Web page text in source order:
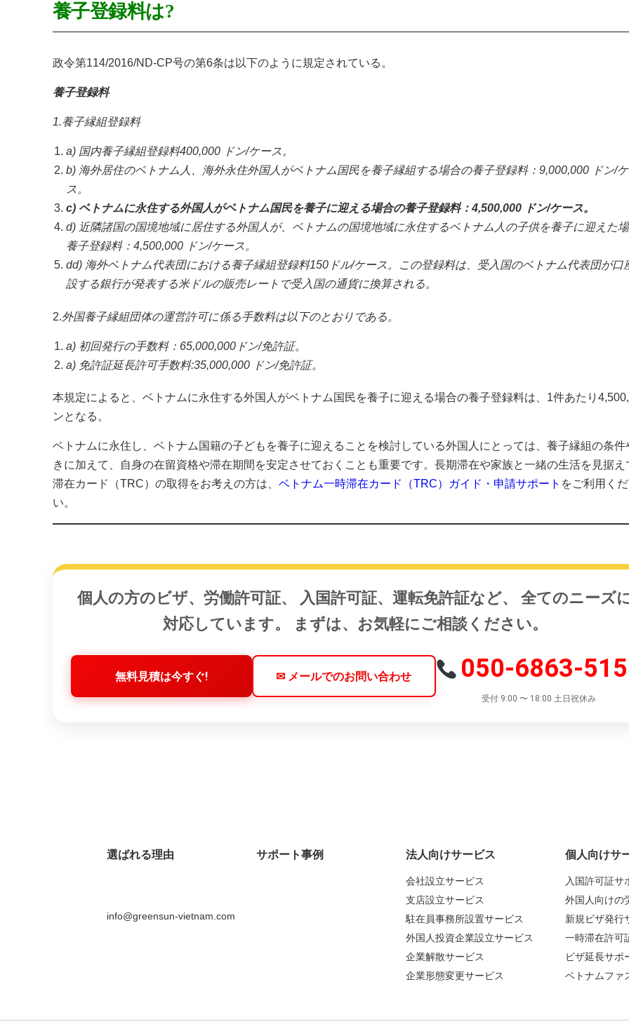
養子登録料は?
政令第114/2016/ND-CP号の第6条は以下のように規定されている。
養子登録料
1.養子縁組登録料
a) 国内養子縁組登録料400,000 ドン/ケース。
b) 海外居住のベトナム人、海外永住外国人がベトナム国民を養子縁組する場合の養子登録料：9,000,000 ドン/
ス。
c) ベトナムに永住する外国人がベトナム国民を養子に迎える場合の養子登録料：4,500,000 ドン/ケース。
d) 近隣諸国の国境地域に居住する外国人が、ベトナムの国境地域に永住するベトナム人の子供を養子に迎えた
養子登録料：4,500,000 ドン/ケース。
dd) 海外ベトナム代表団における養子縁組登録料150ドル/ケース。この登録料は、受入国のベトナム代表団が口
設する銀行が発表する米ドルの販売レートで受入国の通貨に換算される。
2.外国養子縁組団体の運営許可に係る手数料は以下のとおりである。
a) 初回発行の手数料：65,000,000ドン/免許証。
a) 免許証延長許可手数料:35,000,000 ドン/免許証。
本規定によると、ベトナムに永住する外国人がベトナム国民を養子に迎える場合の養子登録料は、1件あたり
ンとなる。
ベトナムに永住し、ベトナム国籍の子どもを養子に迎えることを検討している外国人にとっては、養子縁組の条件
きに加えて、自身の在留資格や滞在期間を安定させておくことも重要です。長期滞在や家族と一緒の生活を見据え
滞在カード（TRC）の取得をお考えの方は、 ベトナム一時滞在カード（TRC）ガイド・申請サポート をご利用くだ
い。
個人の方のビザ、労働許可証、 入国許可証、運転免許証など、 全てのニーズ
対応しています。 まずは、お気軽にご相談ください。
無料見積は今すぐ! ✉ メールでのお問い合わせ 050-6863-
受付 9:00 〜 18:00 土日祝休み
選ばれる理由 サポート事例
info@greensun-vietnam.com
法人向けサービス
会社設立サービス
支店設立サービス
駐在員事務所設置サービス
外国人投資企業設立サービス
企業解散サービス
企業形態変更サービス
個人向けサ
入国許可証サ
外国人向けの
新規ビザ発行
一時滞在許可
ビザ延長サポ
ベトナムファ